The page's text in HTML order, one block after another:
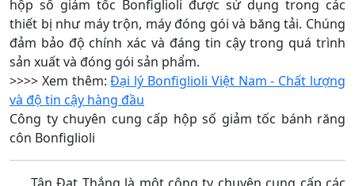
hộp số giảm tốc Bonfiglioli được sử dụng trong các
thiết bị như máy trộn, máy đóng gói và băng tải. Chúng
đảm bảo độ chính xác và đáng tin cậy trong quá trình
sản xuất và đóng gói sản phẩm.
>>>> Xem thêm:Đại lý Bonfiglioli Việt Nam - Chất lượng
và độ tin cậy hàng đầu
Công ty chuyên cung cấp hộp số giảm tốc bánh răng
côn Bonfiglioli